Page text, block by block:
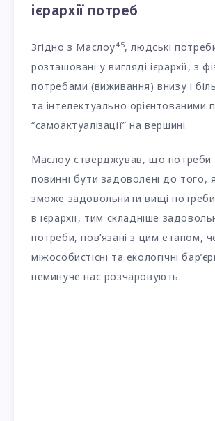
ієрархії потреб
Згідно з Маслоу45, людські
розташовані у вигляді ієрархії, з
потребами (виживання) внизу і
та інтелектуально орієнтованими
“самоактуалізації” на вершині.
Маслоу стверджував, що потреби
повинні бути задоволені до того,
зможе задовольнити вищі
в ієрархії, тим складніше
потреби, пов’язані з цим етапом,
міжособистісні та екологічні
неминуче нас розчаровують.